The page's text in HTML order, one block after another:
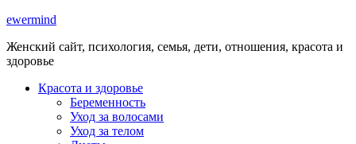
ewermind
Женский сайт, психология, семья, дети, отношения, красота и
здоровье
Красота и здоровье
Беременность
Уход за волосами
Уход за телом